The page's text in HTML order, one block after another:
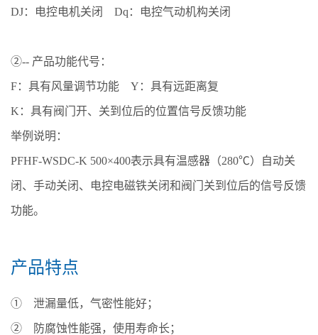
DJ：电控电机关闭 Dq：电控气动机构关闭
②-- 产品功能代号：
F：具有风量调节功能 Y：具有远距离复
K：具有阀门开、关到位后的位置信号反馈功能
举例说明：
PFHF-WSDC-K 500×400表示具有温感器（280℃）自动关
闭、手动关闭、电控电磁铁关闭和阀门关到位后的信号反馈
功能。
产品特点
① 泄漏量低，气密性能好；
② 防腐蚀性能强，使用寿命长；